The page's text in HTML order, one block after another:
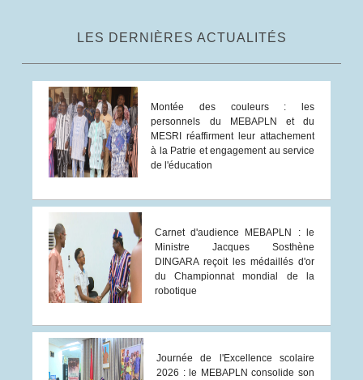
LES DERNIÈRES ACTUALITÉS
Montée des couleurs : les
personnels du MEBAPLN et du
MESRI réaffirment leur attachement
à la Patrie et engagement au service
de l'éducation
Carnet d'audience MEBAPLN : le
Ministre Jacques Sosthène
DINGARA reçoit les médaillés d'or
du Championnat mondial de la
robotique
Journée de l'Excellence scolaire
2026 : le MEBAPLN consolide son